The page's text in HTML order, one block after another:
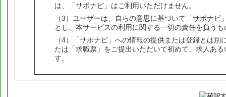
は、「サポナビ」はご利用いただけません。
（3）ユーザーは、自らの意思に基づいて「サポナ
とし、本サービスの利用に関する一切の責任を負う
（4）「サポナビ」への情報の提供または登録とは
たは「求職票」をご提出いただいて初めて、求人あ
す。
（禁止事項） 第２条